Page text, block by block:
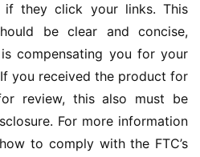
if they click your links. This
be clear and concise,
compensating you for your
you received the product for
review, this also must be
For more information
to comply with the FTC’s